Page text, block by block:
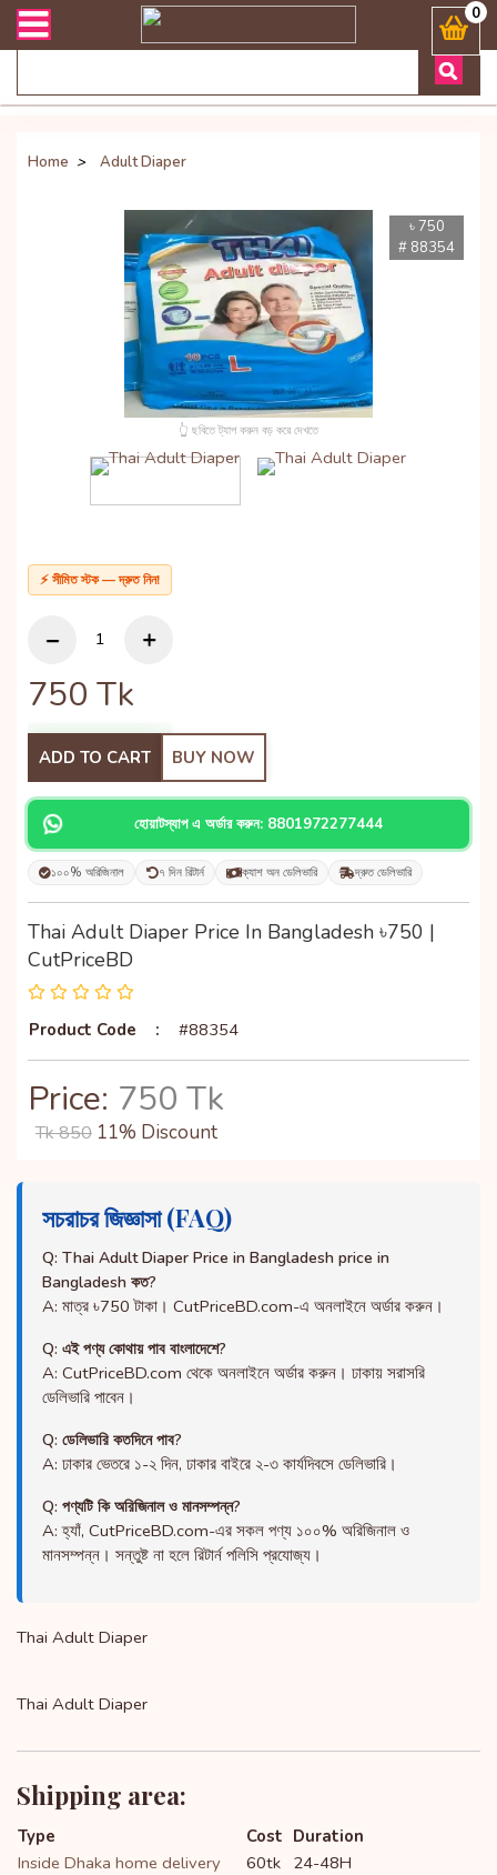
সংক্রান্ত যেকোনো জিজ্ঞাসায় কল করুনঃ ( Whatsapp ) 0
Home > Adult Diaper
৳ 750
# 88354
👆 ছবিতে ট্যাপ করুন বড় করে দেখতে
⚡ সীমিত স্টক — দ্রুত নিন!
750 Tk
ADD TO CART BUY NOW
হোয়াটস্যাপ এ অর্ডার করুন: 8801972277444
১০০% অরিজিনাল ৭ দিন রিটার্ন ক্যাশ অন ডেলিভারি দ্রুত ডেলিভারি
Thai Adult Diaper Price In Bangladesh ৳750 |
CutPriceBD
Product Code : #88354
Price: 750 Tk
Tk 850 11% Discount
সচরাচর জিজ্ঞাসা (FAQ)
Q: Thai Adult Diaper Price in Bangladesh price in
Bangladesh কত?
A: মাত্র ৳750 টাকা। CutPriceBD.com-এ অনলাইনে অর্ডার করুন।
Q: এই পণ্য কোথায় পাব বাংলাদেশে?
A: CutPriceBD.com থেকে অনলাইনে অর্ডার করুন। ঢাকায় সরাসরি
ডেলিভারি পাবেন।
Q: ডেলিভারি কতদিনে পাব?
A: ঢাকার ভেতরে ১-২ দিন, ঢাকার বাইরে ২-৩ কার্যদিবসে ডেলিভারি।
Q: পণ্যটি কি অরিজিনাল ও মানসম্পন্ন?
A: হ্যাঁ, CutPriceBD.com-এর সকল পণ্য ১০০% অরিজিনাল ও
মানসম্পন্ন। সন্তুষ্ট না হলে রিটার্ন পলিসি প্রযোজ্য।
Thai Adult Diaper
Thai Adult Diaper
Shipping area:
Type Cost Duration
Inside Dhaka home delivery
60tk 24-48H